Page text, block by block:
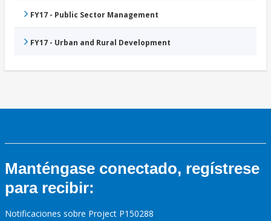
FY17 - Public Sector Management
FY17 - Urban and Rural Development
Manténgase conectado, regístrese
para recibir:
Notificaciones sobre Project P150288